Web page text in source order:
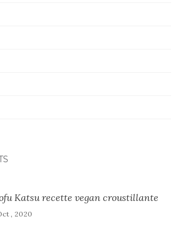
Katsu recette vegan croustillante
, 2020